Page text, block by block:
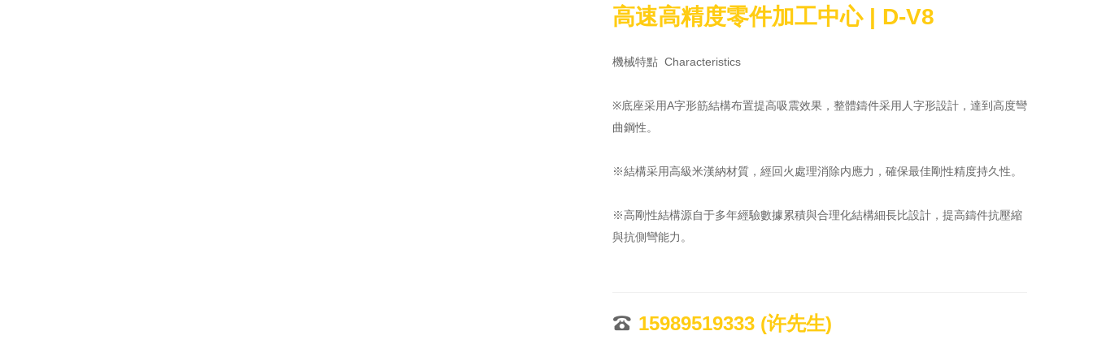
高速高精度零件加工中心 | D-V8
機械特點  Characteristics
※底座采用A字形筋結構布置提高吸震效果，整體鑄件采用人字形設計，達到高度彎
曲鋼性。
※結構采用高級米漢納材質，經回火處理消除内應力，確保最佳剛性精度持久性。
※高剛性結構源自于多年經驗數據累積與合理化結構細長比設計，提高鑄件抗壓縮
與抗側彎能力。
15989519333 (许先生)